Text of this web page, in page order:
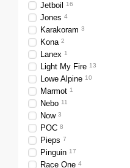
Jetboil 16
Jones 4
Karakoram 3
Kona 2
Lanex 1
Light My Fire 13
Lowe Alpine 10
Marmot 1
Nebo 11
Now 3
POC 8
Pieps 7
Pinguin 17
Race One 4